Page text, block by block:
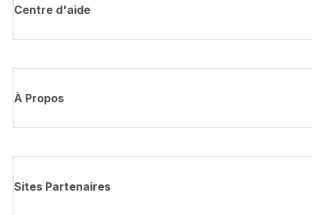
Centre d'aide
À Propos
Sites Partenaires